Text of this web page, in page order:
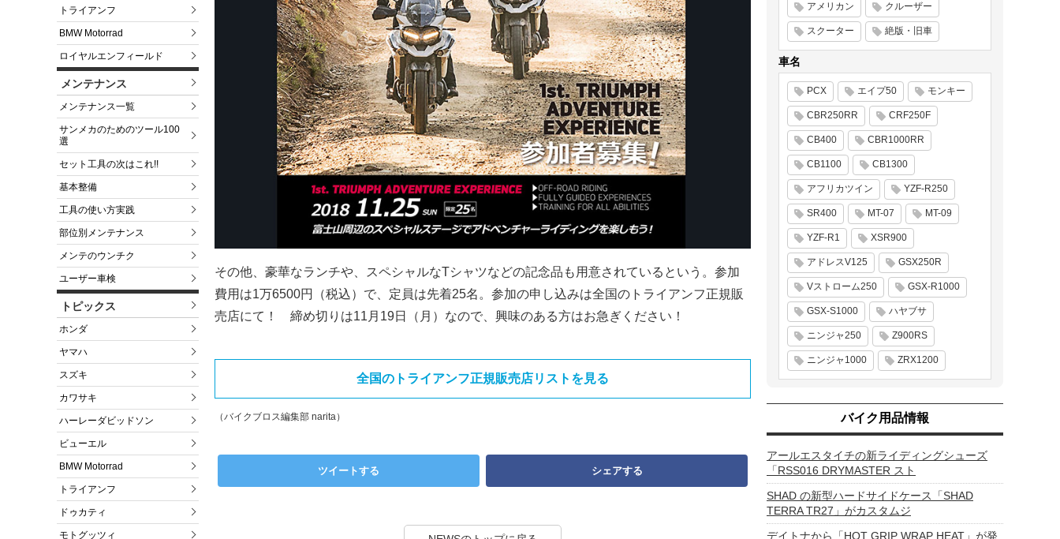
トライアンフ
BMW Motorrad
ロイヤルエンフィールド
メンテナンス
メンテナンス一覧
サンメカのためのツール100
選
セット工具の次はこれ!!
基本整備
工具の使い方実践
部位別メンテナンス
メンテのウンチク
ユーザー車検
トピックス
ホンダ
ヤマハ
スズキ
カワサキ
ハーレーダビッドソン
ビューエル
BMW Motorrad
トライアンフ
ドゥカティ
モトグッツィ
その他、豪華なランチや、スペシャルなTシャツなどの記念品も用意されているという。参加
費用は1万6500円（税込）で、定員は先着25名。参加の申し込みは全国のトライアンフ正規販
売店にて！ 締め切りは11月19日（月）なので、興味のある方はお急ぎください！
全国のトライアンフ正規販売店リストを見る
（バイクブロス編集部 narita）
ツイートする シェアする
アメリカン クルーザー
スクーター 絶版・旧車
車名
PCX エイプ50 モンキー
CBR250RR CRF250F
CB400 CBR1000RR
CB1100 CB1300
アフリカツイン YZF-R250
SR400 MT-07 MT-09
YZF-R1 XSR900
アドレスV125 GSX250R
Vストローム250 GSX-R1000
GSX-S1000 ハヤブサ
ニンジャ250 Z900RS
ニンジャ1000 ZRX1200
バイク用品情報
アールエスタイチの新ライディングシューズ
「RSS016 DRYMASTER スト
SHAD の新型ハードサイドケース「SHAD
TERRA TR27」がカスタムジ
デイトナから「HOT GRIP WRAP HEAT」が発